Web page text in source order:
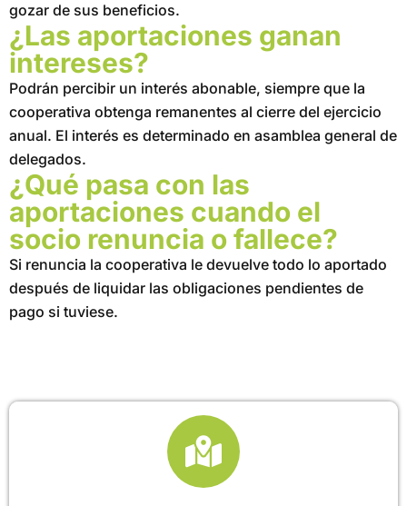
gozar de sus beneficios.
¿Las aportaciones ganan
intereses?
Podrán percibir un interés abonable, siempre que la
cooperativa obtenga remanentes al cierre del ejercicio
anual. El interés es determinado en asamblea general de
delegados.
¿Qué pasa con las
aportaciones cuando el
socio renuncia o fallece?
Si renuncia la cooperativa le devuelve todo lo aportado
después de liquidar las obligaciones pendientes de
pago si tuviese.